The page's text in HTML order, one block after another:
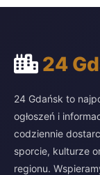
24
24 Gdańsk to
ogłoszeń i
codziennie
sporcie, kulturze
regionu.